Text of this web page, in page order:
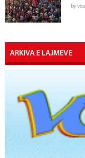
by
ARKIVA E LAJMEVE